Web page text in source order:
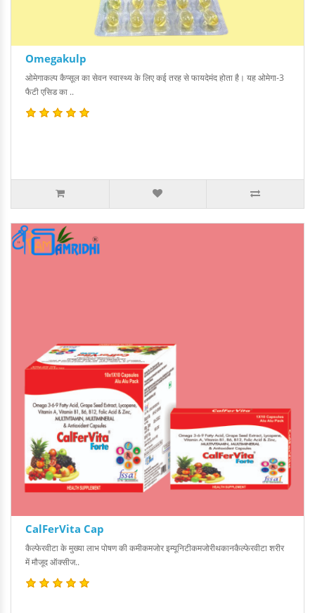
Omegakulp
ओमेगाकल्प कैप्सूल का सेवन स्वास्थ्य के लिए कई तरह से फायदेमंद होता है। यह ओमेगा-3
फैटी एसिड का ..
CalFerVita Cap
कैल्फेरवीटा के मुख्या लाभ पोषण की कमीकमजोर इम्यूनिटीकमजोरीथकानकैल्फेरवीटा शरीर
में मौजूद ऑक्सीज..